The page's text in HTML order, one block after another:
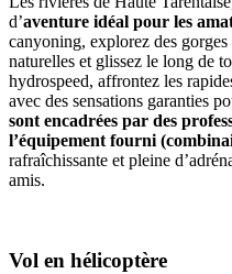
d’aventure idéal pour les
canyoning, explorez des gorges
naturelles et glissez le long de
hydrospeed, affrontez les
avec des sensations garanties
sont encadrées par des
l’équipement fourni
rafraîchissante et pleine
amis.
Vol en hélicoptère